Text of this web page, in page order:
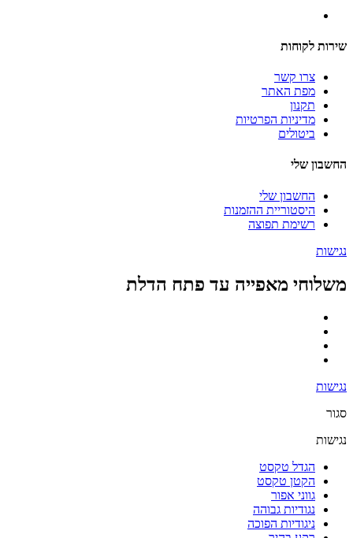
שירות לקוחות
צרו קשר
מפת האתר
תקנון
מדיניות הפרטיות
ביטולים
החשבון שלי
החשבון שלי
היסטוריית ההזמנות
רשימת תפוצה
נגישות
משלוחי מאפייה עד פתח הדלת
נגישות
סגור
נגישות
הגדל טקסט
הקטן טקסט
גווני אפור
נגודיות גבוהה
ניגודיות הפוכה